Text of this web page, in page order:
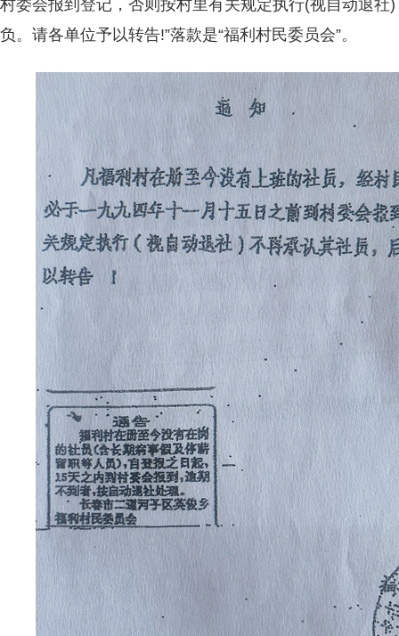
村委会报到登记，否则按村里有关规定执行(视自动退社
负。请各单位予以转告!”落款是“福利村民委员会”。